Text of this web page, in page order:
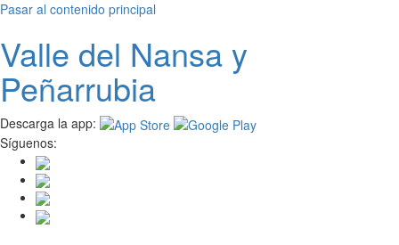
Pasar al contenido principal
Valle del Nansay
Peñarrubia
Descarga la app:
Síguenos: